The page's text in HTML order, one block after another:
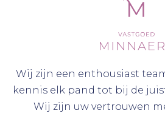
Wij zijn een enthousiast
kennis elk pand tot bij de
Wij zijn uw vertrouwen